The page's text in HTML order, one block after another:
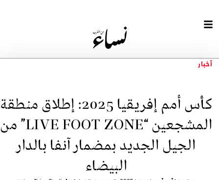
أخبار
كأس أمم إفريقيا 2025: إطلاق منطقة
المشجعين “LIVE FOOT ZONE” من
الجيل الجديد بمضمار آنفا بالدار
البيضاء